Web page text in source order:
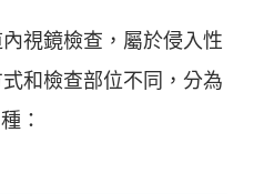
視鏡檢查，屬於侵入性
和檢查部位不同，分為
：